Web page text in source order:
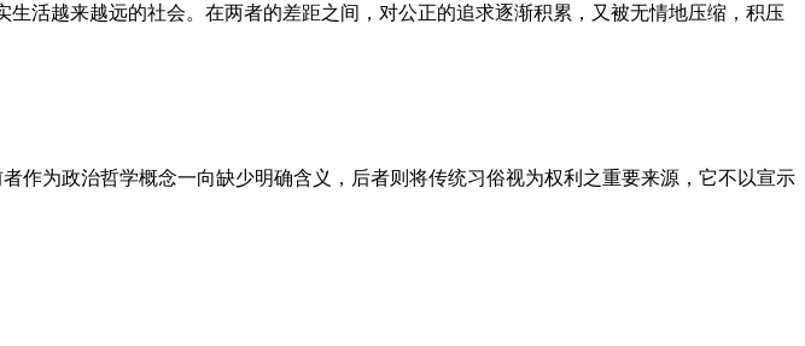
活越来越远的社会。在两者的差距之间，对公正的追求逐渐积累，又被无情地压缩，积压
作为政治哲学概念一向缺少明确含义，后者则将传统习俗视为权利之重要来源，它不以宣示